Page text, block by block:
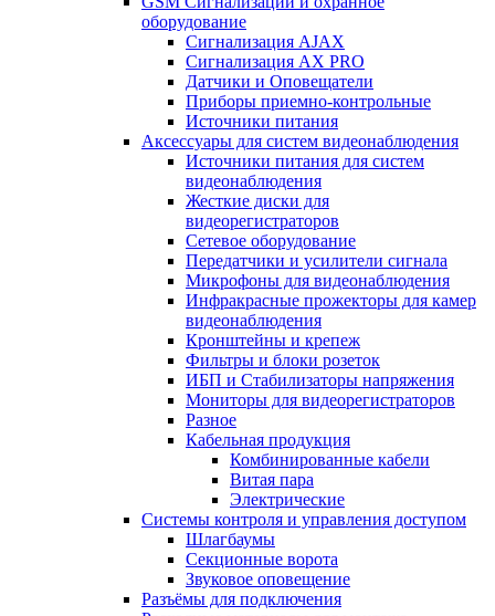
оборудование
Сигнализация AJAX
Сигнализация AX PRO
Датчики и Оповещатели
Приборы приемно-контрольные
Источники питания
Аксессуары для систем видеонаблюдения
Источники питания для систем
видеонаблюдения
Жесткие диски для
видеорегистраторов
Сетевое оборудование
Передатчики и усилители сигнала
Микрофоны для видеонаблюдения
Инфракрасные прожекторы для камер
видеонаблюдения
Кронштейны и крепеж
Фильтры и блоки розеток
ИБП и Стабилизаторы напряжения
Мониторы для видеорегистраторов
Разное
Кабельная продукция
Комбинированные кабели
Витая пара
Электрические
Системы контроля и управления доступом
Шлагбаумы
Секционные ворота
Звуковое оповещение
Разъёмы для подключения